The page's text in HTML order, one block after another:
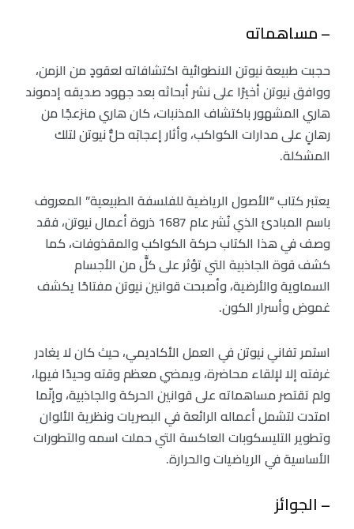
– مساهماته
حجبت طبيعة نيوتن الانطوائية اكتشافاته لعقودٍ من الزمن،
ووافق نيوتن أخيرًا على نشر أبحاثه بعد جهود صديقه إدموند
هاري المشهور باكتشاف المذنبات، كان هاري منزعجًا من
رهانٍ على مدارات الكواكب، وأثار إعجابَه حلُّ نيوتن لتلك
المشكلة.
يعتبر كتاب “الأصول الرياضية للفلسفة الطبيعية” المعروف
باسم المبادئ الذي نُشر عام 1687 ذروة أعمال نيوتن، فقد
وصف في هذا الكتاب حركة الكواكب والمقذوفات، كما
كشف قوة الجاذبية التي تؤثر على كلٍّ من الأجسام
السماوية والأرضية، وأصبحت قوانين نيوتن مفتاحًا يكشف
غموض وأسرار الكون.
استمر تفاني نيوتن في العمل الأكاديمي، حيث كان لا يغادر
غرفته إلا لإلقاء محاضرة، ويمضي معظم وقته وحيدًا فيها،
ولم تقتصر مساهماته على قوانين الحركة والجاذبية، وإنّما
امتدت لتشمل أعماله الرائعة في البصريات ونظرية الألوان
وتطوير التليسكوبات العاكسة التي حملت اسمه والتطورات
الأساسية في الرياضيات والحرارة.
– الجوائز